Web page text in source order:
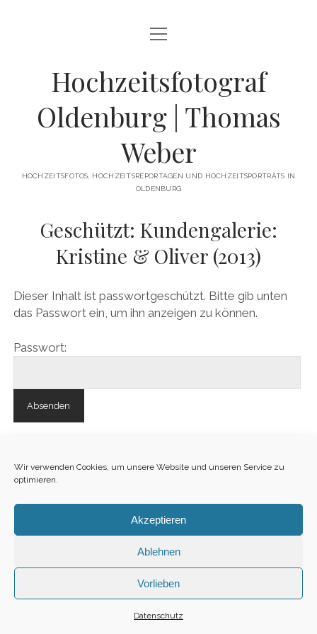
Wir verwenden Cookies, um unsere Website und unseren Service zu
optimieren.
Akzeptieren
Ablehnen
Vorlieben
Datenschutz
HOCHZEITSFOTOGRAF OLDENBURG
PORTFOLIO
öffnen
ENGAGEMENT-SHOOTING / VERLOBUNGSFOTOS
GETTING READY / HOCHZEITSVORBEREITUNGEN
HOCHZEITSREPORTAGE
HOCHZEITSPORTRÄTS / HOCHZEITSFOTOS
DETAILS & EHERINGE
HOCHZEITSALBUM / FOTOBUCH
INFORMATIONEN Menü
DER FOTOGRAF
LEISTUNGEN
KONTAKT
KUNDEN
facebookinstagram
pinterestyoutube
Menü
öffnen
Hochzeitsfotograf
Oldenburg | Thomas
Weber
HOCHZEITSFOTOS, HOCHZEITSREPORTAGEN UND HOCHZEITSPORTRÄTS IN
OLDENBURG
Geschützt: Kundengalerie:
Kristine & Oliver (2013)
Dieser Inhalt ist passwortgeschützt. Bitte gib unten
das Passwort ein, um ihn anzeigen zu können.
Passwort:
Sitemap·Impressum·Datenschutz·Fotograf
Oldenburg